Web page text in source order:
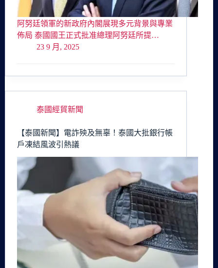
阿努廷領軍的新政府內閣展現多元背景與專業
佈局 泰國國王正式批准總理阿努廷所提…
23 9 月, 2025
泰國經貿新聞
【泰國新聞】電詐殃及無辜！泰國大批銀行帳
戶凍結風波引熱議